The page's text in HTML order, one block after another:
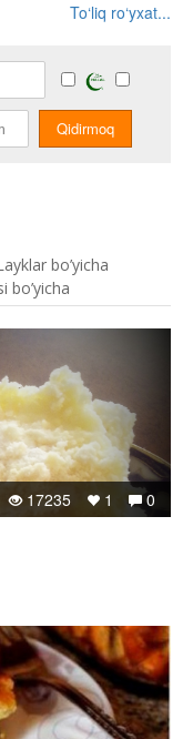
To‘liq ro‘yxat...
bo’yicha
bo’yicha
0
1
17235